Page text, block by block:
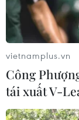
Bộ NNMT
thủ tục
vietnamplus.vn
Công
tái xuất V-